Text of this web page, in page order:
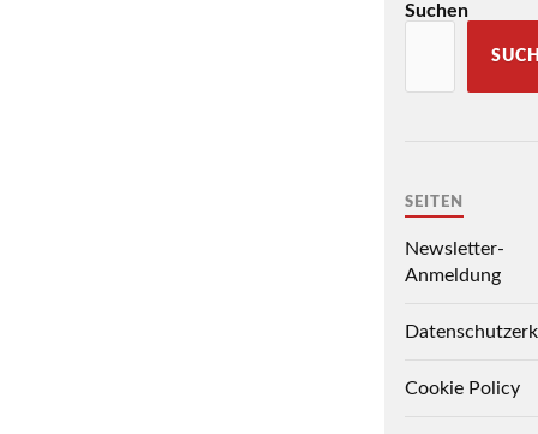
Suchen
SEITEN
Newsletter-
Anmeldung
Cookie Policy